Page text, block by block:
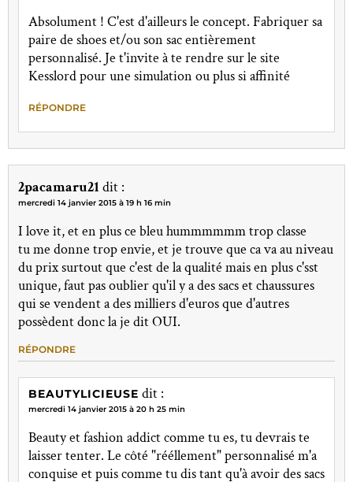
Absolument ! C'est d'ailleurs le concept. Fabriquer sa
paire de shoes et/ou son sac entièrement
personnalisé. Je t'invite à te rendre sur le site
Kesslord pour une simulation ou plus si affinité
RÉPONDRE
2pacamaru21 dit :
mercredi 14 janvier 2015 à 19 h 16 min
I love it, et en plus ce bleu hummmmmm trop classe
tu me donne trop envie, et je trouve que ca va au niveau
du prix surtout que c'est de la qualité mais en plus c'sst
unique, faut pas oublier qu'il y a des sacs et chaussures
qui se vendent a des milliers d'euros que d'autres
possèdent donc la je dit OUI.
RÉPONDRE
BEAUTYLICIEUSE dit :
mercredi 14 janvier 2015 à 20 h 25 min
Beauty et fashion addict comme tu es, tu devrais te
laisser tenter. Le côté "rééllement" personnalisé m'a
conquise et puis comme tu dis tant qu'à avoir des sacs